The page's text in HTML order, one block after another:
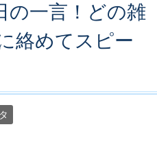
の一言！どの雑
絡めてスピー